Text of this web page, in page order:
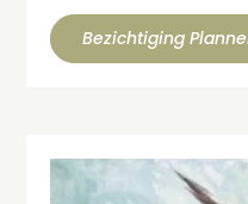
Bezichtiging